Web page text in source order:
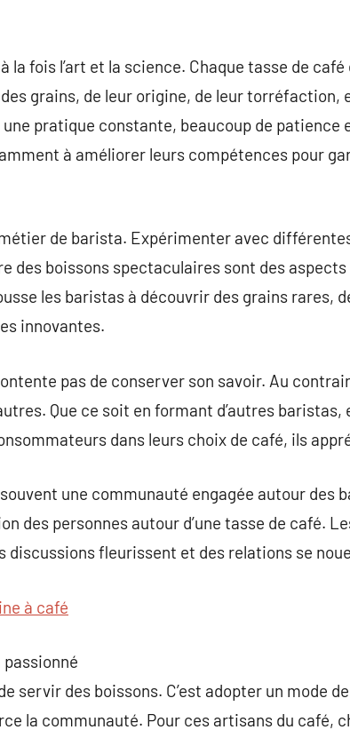
fois l’art et la science. Chaque tasse de café
grains, de leur origine, de leur torréfaction,
pratique constante, beaucoup de patience
à améliorer leurs compétences pour
de barista. Expérimenter avec
des boissons spectaculaires sont des
les baristas à découvrir des grains rares,
innovantes.
pas de conserver son savoir. Au
Que ce soit en formant d’autres
dans leurs choix de café, ils
une communauté engagée autour des
des personnes autour d’une tasse de café.
discussions fleurissent et des relations se
à café
servir des boissons. C’est adopter un mode
la communauté. Pour ces artisans du café,